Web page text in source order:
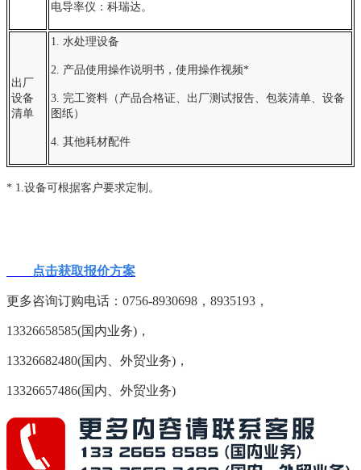
电导率仪：科瑞达。
出厂
设备
清单
1. 水处理设备
2. 产品使用操作说明书，使用操作视频*
3. 完工资料（产品合格证、出厂测试报告、包装清单、设备
图纸）
4. 其他耗材配件
* 1.设备可根据客户要求定制。
点击获取报价方案
更多咨询订购电话： 0756-8930698，8935193，
13326658585(国内业务)，
13326682480(国内、外贸业务)，
13326657486(国内、外贸业务)